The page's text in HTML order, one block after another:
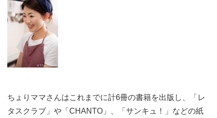
ちょりママさんはこれまでに計6冊の書籍を出版し、「レ
タスクラブ」や「CHANTO」、「サンキュ！」などの紙